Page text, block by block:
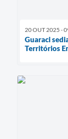
20 OUT 2025 -
Guaraci
Territórios